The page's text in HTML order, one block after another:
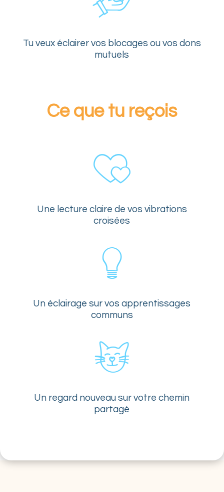
Tu veux éclairer vos blocages ou vos dons
mutuels
Ce que tu reçois
Une lecture claire de vos vibrations
croisées
Un éclairage sur vos apprentissages
communs
Un regard nouveau sur votre chemin
partagé